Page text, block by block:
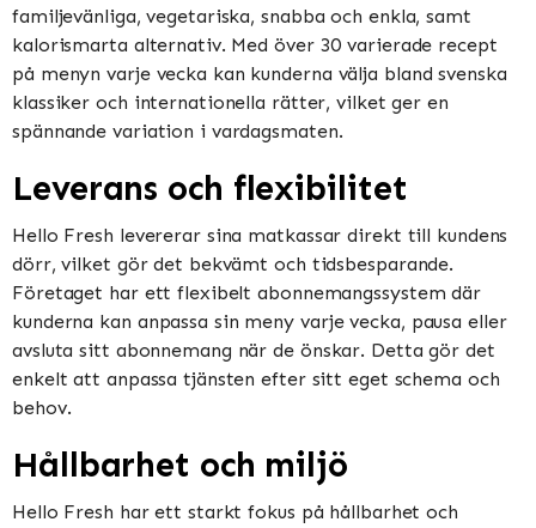
familjevänliga, vegetariska, snabba och enkla, samt
kalorismarta alternativ. Med över 30 varierade recept
på menyn varje vecka kan kunderna välja bland svenska
klassiker och internationella rätter, vilket ger en
spännande variation i vardagsmaten.
Leverans och flexibilitet
Hello Fresh levererar sina matkassar direkt till kundens
dörr, vilket gör det bekvämt och tidsbesparande.
Företaget har ett flexibelt abonnemangssystem där
kunderna kan anpassa sin meny varje vecka, pausa eller
avsluta sitt abonnemang när de önskar. Detta gör det
enkelt att anpassa tjänsten efter sitt eget schema och
behov.
Hållbarhet och miljö
Hello Fresh har ett starkt fokus på hållbarhet och